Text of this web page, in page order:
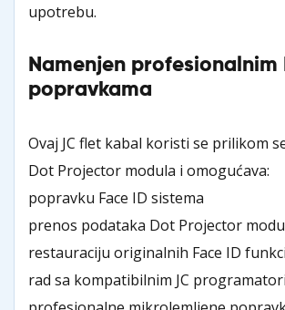
upotrebu.
Namenjen profesionalnim
popravkama
Ovaj JC flet kabal koristi se prilikom
Dot Projector modula i omogućava:
popravku Face ID sistema
prenos podataka Dot Projector
restauraciju originalnih Face ID
rad sa kompatibilnim JC